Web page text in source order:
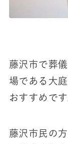
藤沢市で葬
場である大
おすすめです
藤沢市民の